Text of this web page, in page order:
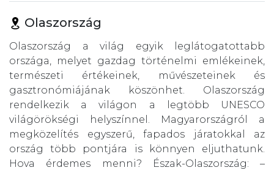
Olaszország
Olaszország a világ egyik leglátogatottabb
országa, melyet gazdag történelmi emlékeinek,
természeti értékeinek, művészeteinek és
gasztronómiájának köszönhet. Olaszország
rendelkezik a világon a legtöbb UNESCO
világörökségi helyszínnel. Magyarországról a
megközelítés egyszerű, fapados járatokkal az
ország több pontjára is könnyen eljuthatunk.
Hova érdemes menni? Észak-Olaszország: –